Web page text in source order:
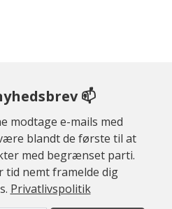
📫
modtage e-mails med
blandt de første til at
med begrænset parti.
tid nemt framelde dig
Privatlivspolitik